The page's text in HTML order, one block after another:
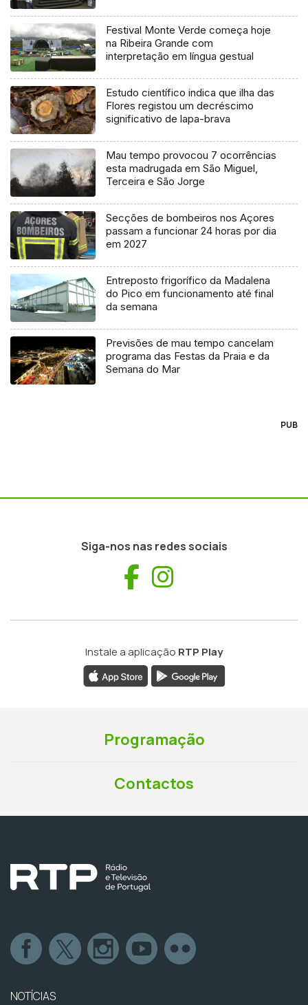
Festival Monte Verde começa hoje
na Ribeira Grande com
interpretação em língua gestual
Estudo científico indica que ilha das
Flores registou um decréscimo
significativo de lapa-brava
Mau tempo provocou 7 ocorrências
esta madrugada em São Miguel,
Terceira e São Jorge
Secções de bombeiros nos Açores
passam a funcionar 24 horas por dia
em 2027
Entreposto frigorífico da Madalena
do Pico em funcionamento até final
da semana
Previsões de mau tempo cancelam
programa das Festas da Praia e da
Semana do Mar
PUB
Siga-nos nas redes sociais
Facebook
Instale a aplicação RTP Play
Programação
Contactos
NOTÍCIAS